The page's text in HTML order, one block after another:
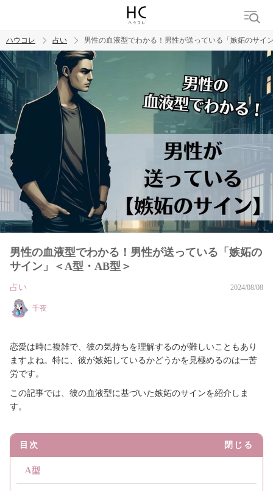
トレンド ワード
ハウコレ 占い 男性の血液型でわかる！男性が送っている「嫉妬のサイ
男性の血液型でわかる！男性が送っている「嫉妬の
サイン」＜A型・AB型＞
占い 2024/08/08
千夜
恋愛は時に複雑で、彼の気持ちを理解するのが難しいこともあり
ますよね。特に、彼が嫉妬しているかどうかを見極めるのは一苦
労です。
この記事では、彼の血液型に基づいた嫉妬のサインを紹介しま
す。
目次 閉じる
A型